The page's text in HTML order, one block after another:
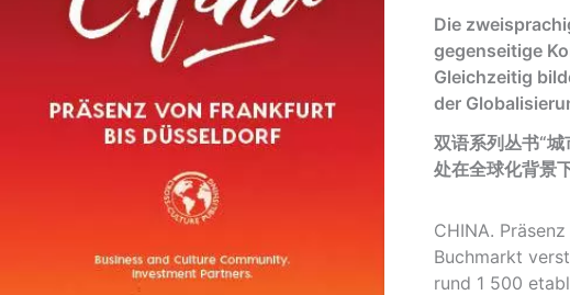
Die
gegenseitige
Gleichzeitig
der
双语系列丛书“
处在全球化背景
CHINA.
Buchmarkt
rund 1 500